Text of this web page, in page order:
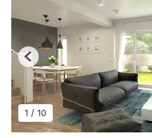
1 / 10
Previous